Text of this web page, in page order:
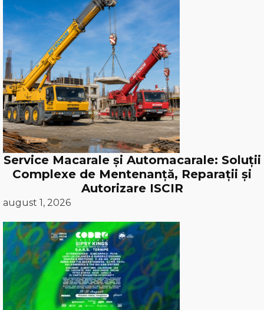
Service Macarale și Automacarale: Soluții
Complexe de Mentenanță, Reparații și
Autorizare ISCIR
august 1, 2026